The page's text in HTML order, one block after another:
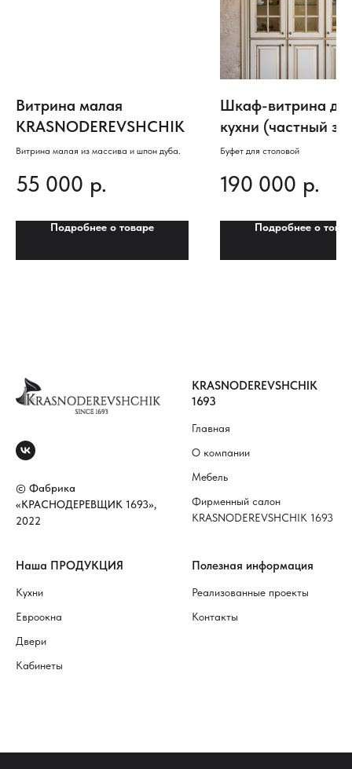
Витрина малая
KRASNODEREVSHCHIK
Витрина малая из массива и шпон дуба.
55 000 р.
Подробнее о товаре
Шкаф-витрина
кухни (частный
для загородного
Буфет для столовой
190 000 р.
Подробнее о
© Фабрика
«КРАСНОДЕРЕВЩИК 1693»,
2022
KRASNODEREVSHCHIK
1693
Главная
О компании
Мебель
Фирменный салон
KRASNODEREVSHCHIK 1693
Наша ПРОДУКЦИЯ
Кухни
Евроокна
Двери
Кабинеты
Полезная информация
Реализованные проекты
Контакты